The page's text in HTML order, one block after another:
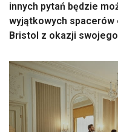
innych pytań będzie
wyjątkowych
Bristol z okazji